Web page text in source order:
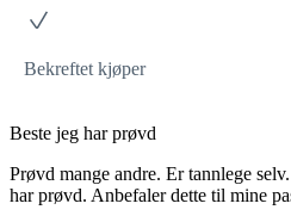
Bekreftet kjøper
Beste jeg har prøvd
Prøvd mange andre. Er tannlege
har prøvd. Anbefaler dette til mine